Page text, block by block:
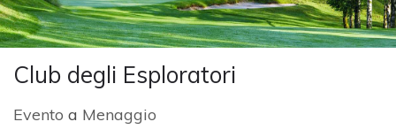
Club degli Esploratori
Evento a Menaggio